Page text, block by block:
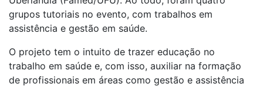
grupos tutoriais no evento, com trabalhos em
assistência e gestão em saúde.
O projeto tem o intuito de trazer educação no
trabalho em saúde e, com isso, auxiliar na formação
de profissionais em áreas como gestão e assistência